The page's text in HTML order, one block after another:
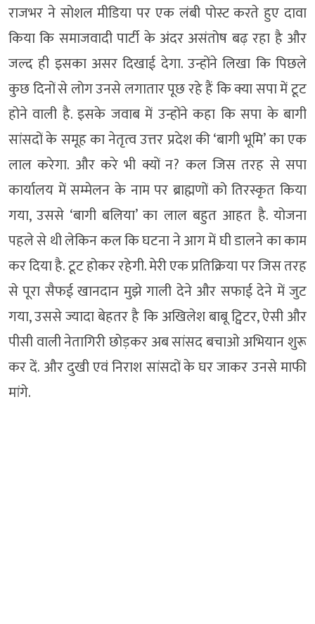
राजभर ने सोशल मीडिया पर एक लंबी पोस्ट करते हुए दावा
किया कि समाजवादी पार्टी के अंदर असंतोष बढ़ रहा है और
जल्द ही इसका असर दिखाई देगा. उन्होंने लिखा कि पिछले
कुछ दिनों से लोग उनसे लगातार पूछ रहे हैं कि क्या सपा में टूट
होने वाली है. इसके जवाब में उन्होंने कहा कि सपा के बागी
सांसदों के समूह का नेतृत्व उत्तर प्रदेश की ‘बागी भूमि’ का एक
लाल करेगा. और करे भी क्यों न? कल जिस तरह से सपा
कार्यालय में सम्मेलन के नाम पर ब्राह्मणों को तिरस्कृत किया
गया, उससे ‘बागी बलिया’ का लाल बहुत आहत है. योजना
पहले से थी लेकिन कल कि घटना ने आग में घी डालने का काम
कर दिया है. टूट होकर रहेगी. मेरी एक प्रतिक्रिया पर जिस तरह
से पूरा सैफई खानदान मुझे गाली देने और सफाई देने में जुट
गया, उससे ज्यादा बेहतर है कि अखिलेश बाबू ट्विटर, ऐसी और
पीसी वाली नेतागिरी छोड़कर अब सांसद बचाओ अभियान शुरू
कर दें. और दुखी एवं निराश सांसदों के घर जाकर उनसे माफी
मांगे.